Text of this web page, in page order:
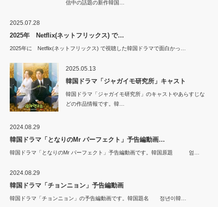
信中の話題の新作韓国…
2025.07.28
2025年 Netflix(ネットフリックス) で…
2025年に Netflix(ネットフリックス) で視聴した韓国ドラマで面白かっ…
2025.05.13
韓国ドラマ「ジャガイモ研究所」キャスト
韓国ドラマ「ジャガイモ研究所」のキャストやあらすじな
どの作品情報です。韓…
2024.08.29
韓国ドラマ「となりのMr パーフェクト」予告編動画…
韓国ドラマ「となりのMr パーフェクト」予告編動画です。韓国原題 엄…
2024.08.29
韓国ドラマ「チョンニョン」予告編動画
韓国ドラマ「チョンニョン」の予告編動画です。韓国題名 정년이韓…